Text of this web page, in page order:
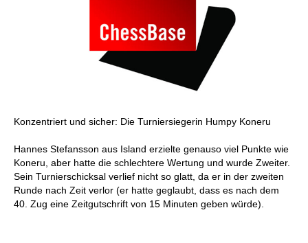
Konzentriert und sicher: Die Turniersiegerin Humpy Koneru
Hannes Stefansson aus Island erzielte genauso viel Punkte wie
Koneru, aber hatte die schlechtere Wertung und wurde Zweiter.
Sein Turnierschicksal verlief nicht so glatt, da er in der zweiten
Runde nach Zeit verlor (er hatte geglaubt, dass es nach dem
40. Zug eine Zeitgutschrift von 15 Minuten geben würde).